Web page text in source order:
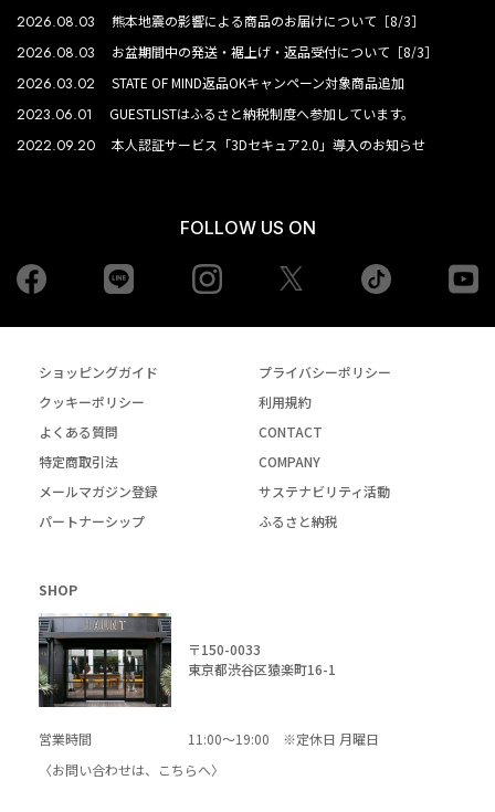
2026.08.03 熊本地震の影響による商品のお届けについて［8/3］
2026.08.03 お盆期間中の発送・裾上げ・返品受付について［8/3］
2026.03.02 STATE OF MIND返品OKキャンペーン対象商品追加
2023.06.01 GUESTLISTはふるさと納税制度へ参加しています。
2022.09.20 本人認証サービス「3Dセキュア2.0」導入のお知らせ
FOLLOW US ON
Facebook Instagram tiktok
ショッピングガイド
プライバシーポリシー
クッキーポリシー
利用規約
よくある質問
CONTACT
特定商取引法
COMPANY
メールマガジン登録
サステナビリティ活動
パートナーシップ
ふるさと納税
SHOP
〒150-0033
東京都渋谷区猿楽町16-1
営業時間
11:00～19:00 ※定休日 月曜日
〈お問い合わせは、
こちらへ〉